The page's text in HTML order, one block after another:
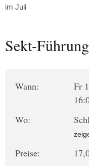
im Juli
Sekt-
Wann:
Fr
Wo:
Preise: